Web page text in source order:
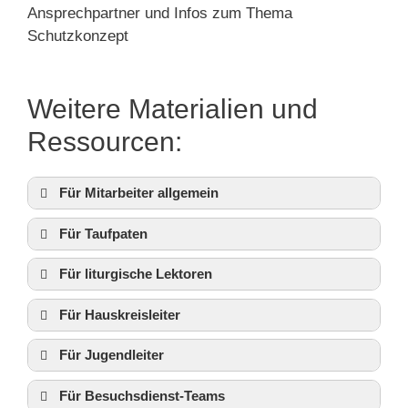
Ansprechpartner und Infos zum Thema
Schutzkonzept
Weitere Materialien und
Ressourcen:
Für Mitarbeiter allgemein
Praxishilfe Ehrenamt
Für Taufpaten
Mein Patenamt
Für liturgische Lektoren
Lesungen und Predigttext des kommenden
Für Hauskreisleiter
Für Jugendleiter
Für Besuchsdienst-Teams